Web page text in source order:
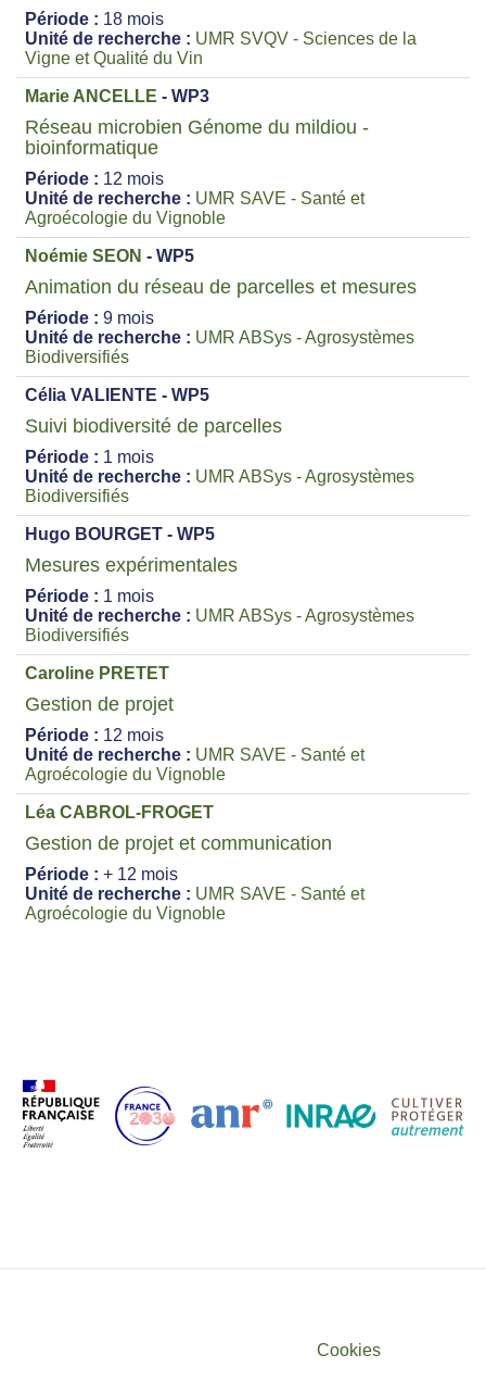
Période : 18 mois
Unité de recherche : UMR SVQV - Sciences de la
Vigne et Qualité du Vin
Marie ANCELLE - WP3
Réseau microbien Génome du mildiou -
bioinformatique
Période : 12 mois
Unité de recherche : UMR SAVE - Santé et
Agroécologie du Vignoble
Noémie SEON - WP5
Animation du réseau de parcelles et mesures
Période : 9 mois
Unité de recherche : UMR ABSys - Agrosystèmes
Biodiversifiés
Célia VALIENTE - WP5
Suivi biodiversité de parcelles
Période : 1 mois
Unité de recherche : UMR ABSys - Agrosystèmes
Biodiversifiés
Hugo BOURGET - WP5
Mesures expérimentales
Période : 1 mois
Unité de recherche : UMR ABSys - Agrosystèmes
Biodiversifiés
Caroline PRETET
Gestion de projet
Période : 12 mois
Unité de recherche : UMR SAVE - Santé et
Agroécologie du Vignoble
Léa CABROL-FROGET
Gestion de projet et communication
Période : + 12 mois
Unité de recherche : UMR SAVE - Santé et
Agroécologie du Vignoble
Cookies